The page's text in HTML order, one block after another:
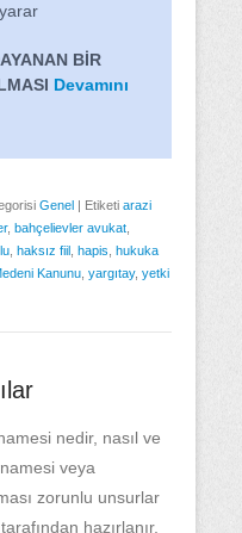
BİR
Devamını
Genel Etiketi arazi
, bahçelievler avukat
haksız fiil hapis
hukuka
Kanunu yargıtay, yetki
nedir, nasıl ve
veya
zorunlu unsurlar
hazırlanır,